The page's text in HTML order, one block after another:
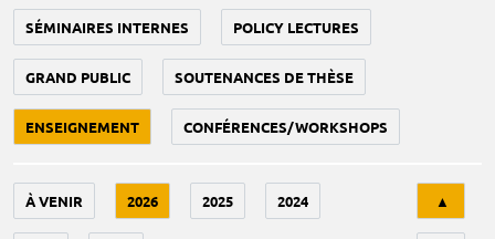
SÉMINAIRES INTERNES POLICY LECTURES
GRAND PUBLIC SOUTENANCES DE THÈSE
ENSEIGNEMENT CONFÉRENCES/WORKSHOPS
À VENIR 2026 2025 2024 ▲